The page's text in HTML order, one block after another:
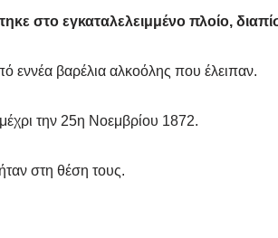
στο εγκαταλελειμμένο πλοίο,
εννέα βαρέλια αλκοόλης που έλειπαν.
την 25η Νοεμβρίου 1872.
στη θέση τους.